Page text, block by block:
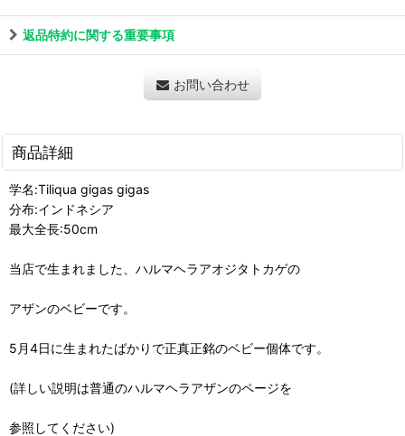
返品特約に関する重要事項
お問い合わせ
商品詳細
学名:Tiliqua gigas gigas
分布:インドネシア
最大全長:50cm
当店で生まれました、ハルマヘラアオジタトカゲの
アザンのベビーです。
5月4日に生まれたばかりで正真正銘のベビー個体です。
(詳しい説明は普通のハルマヘラアザンのページを
参照してください)